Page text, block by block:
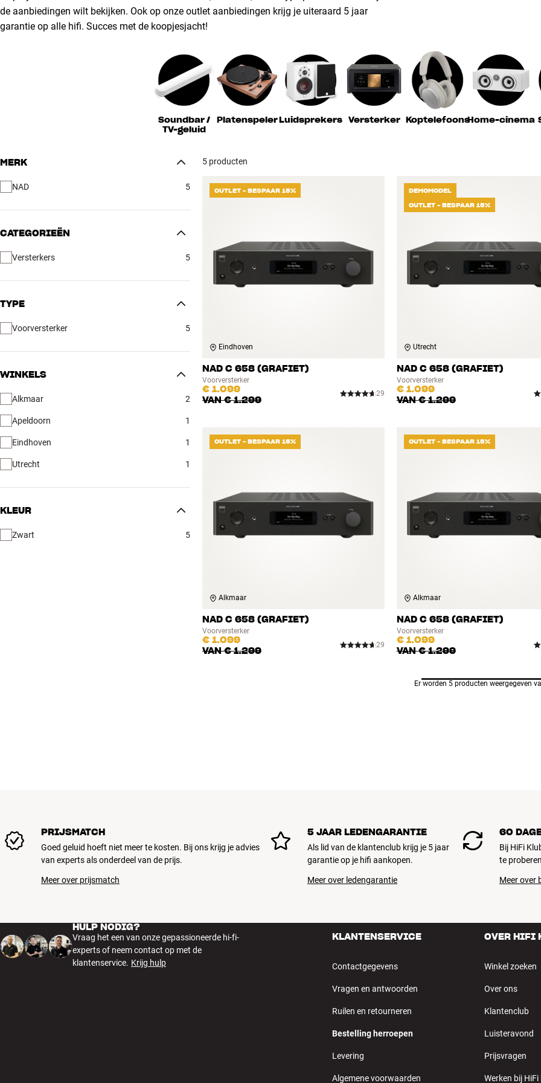
de aanbiedingen wilt bekijken. Ook op onze outlet aanbiedingen krijg je uiteraard 5 jaar
garantie op alle hifi. Succes met de koopjesjacht!
Soundbar /
TV-geluid
PlatenspelerLuidsprekers Versterker KoptelefoonsHome-cinema
MERK
NAD 5
CATEGORIEËN
Versterkers 5
TYPE
Voorversterker 5
WINKELS
Alkmaar 2
Apeldoorn 1
Eindhoven 1
Utrecht 1
KLEUR
Zwart 5
5 producten
OUTLET - BESPAAR 15%
Eindhoven
NAD C 658 (GRAFIET)
Voorversterker
€ 1.099
VAN€ 1.299
29
DEMOMODEL
OUTLET - BESPAAR 15%
Utrecht
NAD C 658 (GRAFIET)
Voorversterker
€ 1.099
VAN€ 1.299
OUTLET - BESPAAR 15%
Alkmaar
NAD C 658 (GRAFIET)
Voorversterker
€ 1.099
VAN€ 1.299
29
OUTLET - BESPAAR 15%
Alkmaar
NAD C 658 (GRAFIET)
Voorversterker
€ 1.099
VAN€ 1.299
Er worden 5 producten weergegeven
PRIJSMATCH
Goed geluid hoeft niet meer te kosten. Bij ons krijg je advies
van experts als onderdeel van de prijs.
Meer over prijsmatch
5 JAAR LEDENGARANTIE
Als lid van de klantenclub krijg je 5 jaar
garantie op je hifi aankopen.
Meer over ledengarantie
60
Bij HiFi
te
Meer over
HULP NODIG?
Vraag het een van onze gepassioneerde hi-fi-
experts of neem contact op met de
klantenservice. Krijg hulp
KLANTENSERVICE
Contactgegevens
Vragen en antwoorden
Ruilen en retourneren
Bestelling herroepen
Levering
Algemene voorwaarden
OVER HIFI
Winkel zoeken
Over ons
Klantenclub
Luisteravond
Prijsvragen
Werken bij HiFi